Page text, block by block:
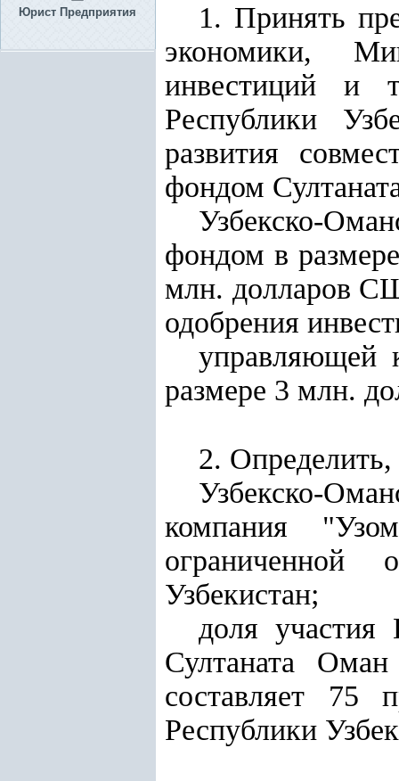
Юрист Предприятия
1. Принять
экономики,
инвестиций и
Республики
развития
фондом
Узбекско-
фондом в
млн. долларов
одобрения
управляющей
размере 3 млн.
2. Определить,
Узбекско-
компания
ограниченной
Узбекистан;
доля участия
Султаната
составляет 75
Республики